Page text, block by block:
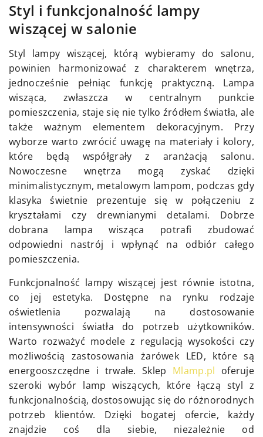
Styl i funkcjonalność lampy
wiszącej w salonie
Styl lampy wiszącej, którą wybieramy do salonu,
powinien harmonizować z charakterem wnętrza,
jednocześnie pełniąc funkcję praktyczną. Lampa
wisząca, zwłaszcza w centralnym punkcie
pomieszczenia, staje się nie tylko źródłem światła, ale
także ważnym elementem dekoracyjnym. Przy
wyborze warto zwrócić uwagę na materiały i kolory,
które będą współgrały z aranżacją salonu.
Nowoczesne wnętrza mogą zyskać dzięki
minimalistycznym, metalowym lampom, podczas gdy
klasyka świetnie prezentuje się w połączeniu z
kryształami czy drewnianymi detalami. Dobrze
dobrana lampa wisząca potrafi zbudować
odpowiedni nastrój i wpłynąć na odbiór całego
pomieszczenia.
Funkcjonalność lampy wiszącej jest równie istotna,
co jej estetyka. Dostępne na rynku rodzaje
oświetlenia pozwalają na dostosowanie
intensywności światła do potrzeb użytkowników.
Warto rozważyć modele z regulacją wysokości czy
możliwością zastosowania żarówek LED, które są
energooszczędne i trwałe. Sklep Mlamp.pl oferuje
szeroki wybór lamp wiszących, które łączą styl z
funkcjonalnością, dostosowując się do różnorodnych
potrzeb klientów. Dzięki bogatej ofercie, każdy
znajdzie coś dla siebie, niezależnie od